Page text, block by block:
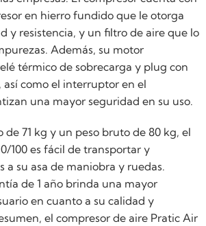
en hierro fundido que le otorga
y resistencia, y un filtro de aire que lo
Además, su motor
térmico de sobrecarga y plug con
como el interruptor en el
una mayor seguridad en su uso.
de 71 kg y un peso bruto de 80 kg, el
100 es fácil de transportar y
a su asa de maniobra y ruedas.
de 1 año brinda una mayor
en cuanto a su calidad y
el compresor de aire Pratic Air